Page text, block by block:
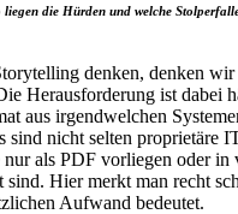
liegen die Hürden und welche
denken, denken wir
Herausforderung ist dabei
aus irgendwelchen
sind nicht selten proprietäre
als PDF vorliegen oder in
Hier merkt man recht
Aufwand bedeutet.